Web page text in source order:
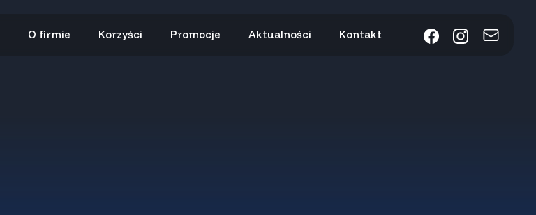
O firmie Korzyści Promocje Aktualności Kontakt